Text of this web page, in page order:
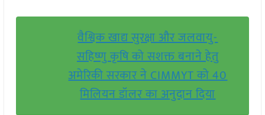
वैश्विक खाद्य सुरक्षा और जलवायु-
सहिष्णु कृषि को सशक्त बनाने हेतु
अमेरिकी सरकार ने CIMMYT को 40
मिलियन डॉलर का अनुदान दिया